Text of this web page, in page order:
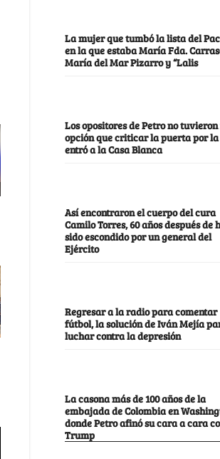
La mujer que tumbó la lista del
en la que estaba María Fda.
María del Mar Pizarro y “Lalis
Los opositores de Petro no
opción que criticar la puerta por la
entró a la Casa Blanca
Así encontraron el cuerpo del cura
Camilo Torres, 60 años después de
sido escondido por un general del
Ejército
Regresar a la radio para comentar
fútbol, la solución de Iván Mejía
luchar contra la depresión
La casona más de 100 años de la
embajada de Colombia en
donde Petro afinó su cara a cara
Trump